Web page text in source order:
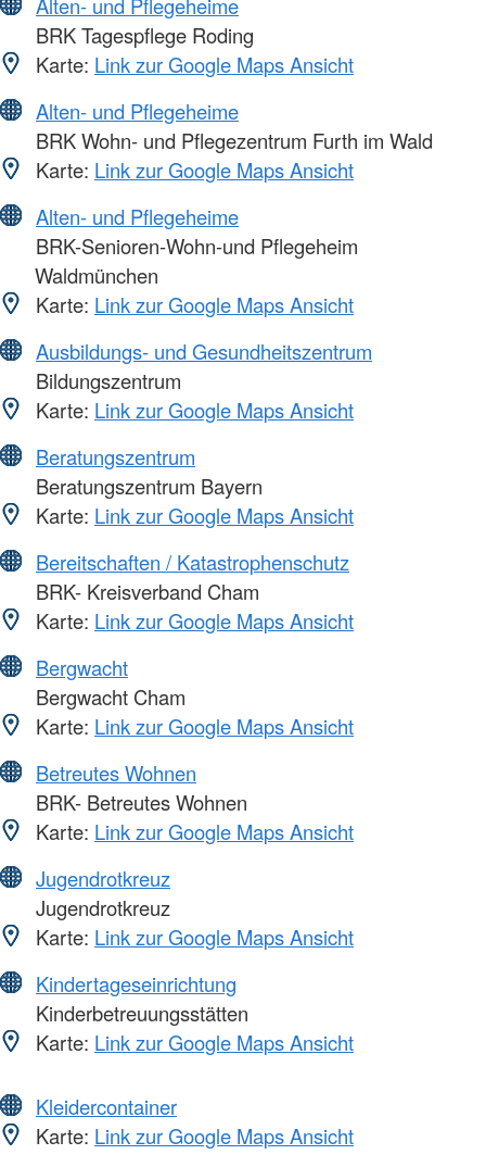
BRK Tagespflege Roding
Karte: Link zur Google Maps Ansicht
Alten- und Pflegeheime
BRK Wohn- und Pflegezentrum Furth im Wald
Karte: Link zur Google Maps Ansicht
Alten- und Pflegeheime
BRK-Senioren-Wohn-und Pflegeheim
Waldmünchen
Karte: Link zur Google Maps Ansicht
Ausbildungs- und Gesundheitszentrum
Bildungszentrum
Karte: Link zur Google Maps Ansicht
Beratungszentrum
Beratungszentrum Bayern
Karte: Link zur Google Maps Ansicht
Bereitschaften / Katastrophenschutz
BRK- Kreisverband Cham
Karte: Link zur Google Maps Ansicht
Bergwacht
Bergwacht Cham
Karte: Link zur Google Maps Ansicht
Betreutes Wohnen
BRK- Betreutes Wohnen
Karte: Link zur Google Maps Ansicht
Jugendrotkreuz
Jugendrotkreuz
Karte: Link zur Google Maps Ansicht
Kindertageseinrichtung
Kinderbetreuungsstätten
Karte: Link zur Google Maps Ansicht
Kleidercontainer
Karte: Link zur Google Maps Ansicht